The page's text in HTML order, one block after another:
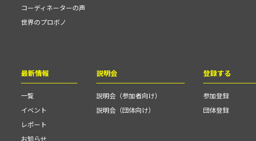
コーディネーターの声
世界のプロボノ
最新情報
一覧
イベント
レポート
お知らせ
説明会
説明会（参加者向け）
説明会（団体向け）
登録する
参加登録
団体登録